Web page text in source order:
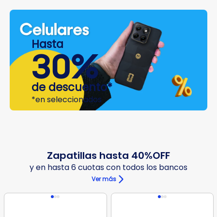
Hasta
30%
de descuento*
*en seleccionados
Hasta
18
cuotas
interés*
Zapatillas hasta 40%OFF
y en hasta 6 cuotas con todos los bancos
Ver más